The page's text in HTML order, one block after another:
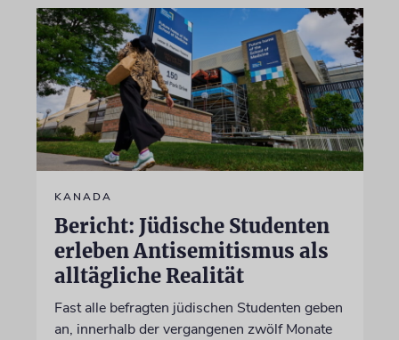
KANADA
Bericht: Jüdische Studenten
erleben Antisemitismus als
alltägliche Realität
Fast alle befragten jüdischen Studenten geben
an, innerhalb der vergangenen zwölf Monate